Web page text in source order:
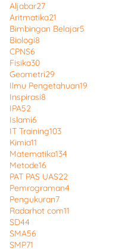
Aljabar27
Aritmatika21
Bimbingan Belajar5
Biologi8
CPNS6
Fisika30
Geometri29
Ilmu Pengetahuan19
Inspirasi8
IPA52
Islami6
IT Training103
Kimia11
Matematika134
Metode16
PAT PAS UAS22
Pemrograman4
Pengukuran7
Radarhot com11
SD44
SMA56
SMP71